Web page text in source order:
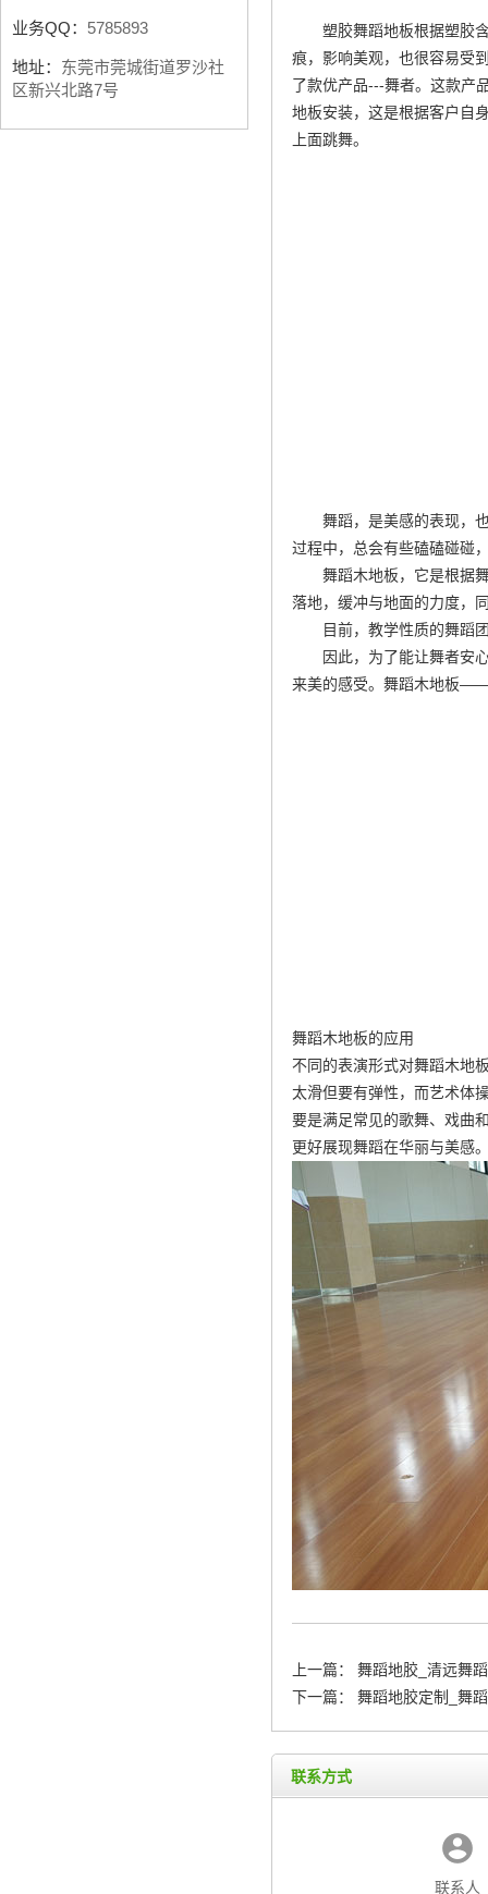
业务QQ： 5785893
地址： 东莞市莞城街道罗沙社
区新兴北路7号
塑胶舞蹈地板根据塑胶
痕，影响美观，也很容易受
了款优产品---舞者。这款产
地板安装，这是根据客户自
上面跳舞。
舞蹈，是美感的表现，
过程中，总会有些磕磕碰碰
舞蹈木地板，它是根据
落地，缓冲与地面的力度，
目前，教学性质的舞蹈
因此，为了能让舞者安
来美的感受。舞蹈木地板——
舞蹈木地板的应用
不同的表演形式对舞蹈木地
太滑但要有弹性，而艺术体
要是满足常见的歌舞、戏曲
更好展现舞蹈在华丽与美感
上一篇：
舞蹈地胶_清远舞
下一篇：
舞蹈地胶定制_舞
联系方式
联系人